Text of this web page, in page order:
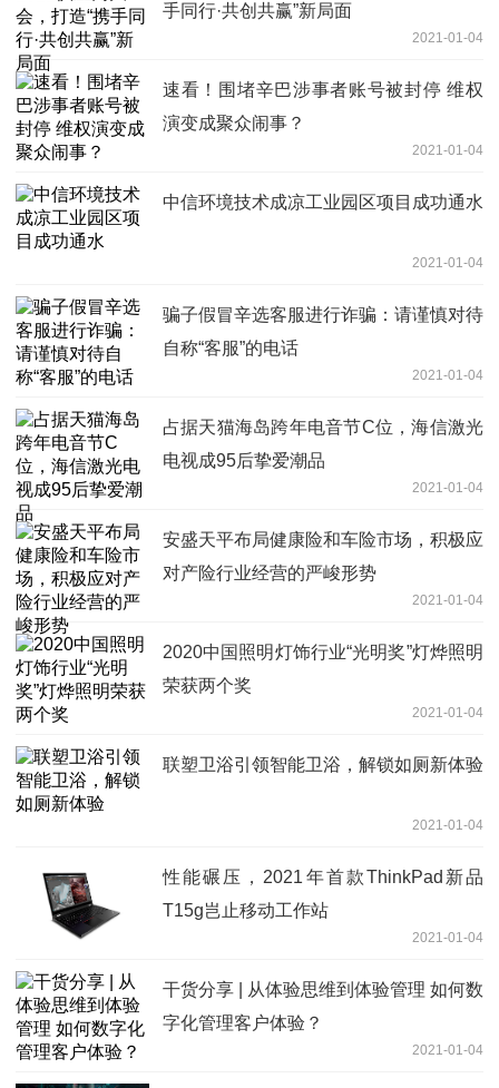
手同行·共创共赢”新局面
2021-01-04
速看！围堵辛巴涉事者账号被封停 维权
演变成聚众闹事？
2021-01-04
中信环境技术成凉工业园区项目成功通水
2021-01-04
骗子假冒辛选客服进行诈骗：请谨慎对待
自称“客服”的电话
2021-01-04
占据天猫海岛跨年电音节C位，海信激光
电视成95后挚爱潮品
2021-01-04
安盛天平布局健康险和车险市场，积极应
对产险行业经营的严峻形势
2021-01-04
2020中国照明灯饰行业“光明奖”灯烨照明
荣获两个奖
2021-01-04
联塑卫浴引领智能卫浴，解锁如厕新体验
2021-01-04
性能碾压，2021年首款ThinkPad新品
T15g岂止移动工作站
2021-01-04
干货分享 | 从体验思维到体验管理 如何数
字化管理客户体验？
2021-01-04